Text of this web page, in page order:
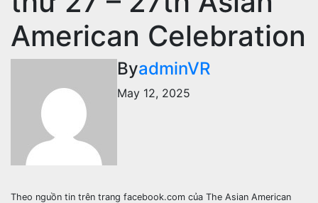
American Celebration
ByadminVR
May 12, 2025
Theo nguồn tin trên trang facebook.com của The Asian American